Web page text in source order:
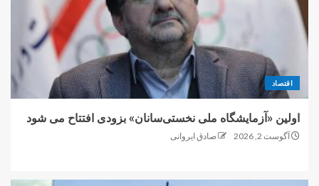
اقتصاد
اولین «آزمایشگاه ملی نخستی‌سانان» بزودی افتتاح می شود
آگوست 2, 2026 صادق ایروانی